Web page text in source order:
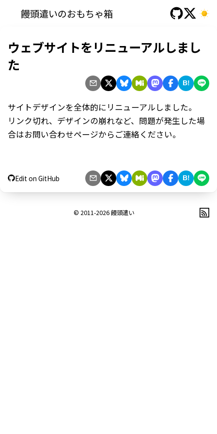
饅頭遣いのおもちゃ箱
ウェブサイトをリニューアルしまし
た
B!
サイトデザインを全体的にリニューアルしました。
リンク切れ、デザインの崩れなど、問題が発生した場
合はお問い合わせページからご連絡ください。
Edit on GitHub B!
© 2011-2026饅頭遣い